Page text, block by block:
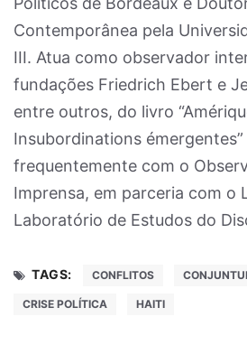
Contemporânea pela
III. Atua como observador
fundações Friedrich Ebert e
entre outros, do livro
Insubordinations
frequentemente com o
Imprensa, em parceria com o
Laboratório de Estudos do
TAGS: CONFLITOS
CRISE POLÍTICA HAITI